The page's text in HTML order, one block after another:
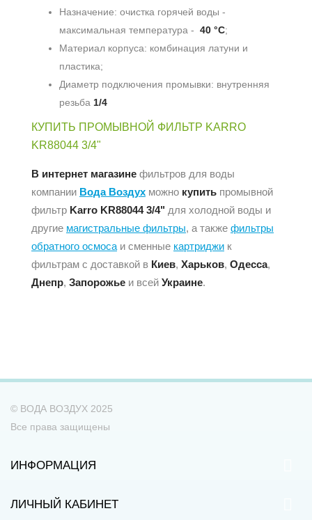
Назначение: очистка горячей воды -
максимальная температура - 40 °С;
Материал корпуса: комбинация латуни и
пластика;
Диаметр подключения промывки: внутренняя
резьба 1/4
КУПИТЬ ПРОМЫВНОЙ ФИЛЬТР KARRO
KR88044 3/4"
В интернет магазине фильтров для воды
компании Вода Воздух можно купить промывной
фильтр Karro KR88044 3/4" для холодной воды и
другие магистральные фильтры, а также фильтры
обратного осмоса и сменные картриджи к
фильтрам с доставкой в Киев, Харьков, Одесса,
Днепр, Запорожье и всей Украине.
© ВОДА ВОЗДУХ 2025
Все права защищены
ИНФОРМАЦИЯ
ЛИЧНЫЙ КАБИНЕТ